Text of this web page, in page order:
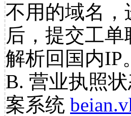
不用的域名
后，提交工
解析回国内IP。
B. 营业执照
案系统